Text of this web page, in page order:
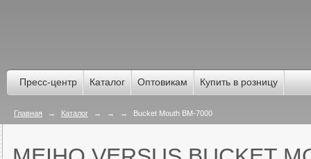
Пресс-центр Каталог Оптовикам Купить в розницу
Главная → Каталог → → → Bucket Mouth BM-7000